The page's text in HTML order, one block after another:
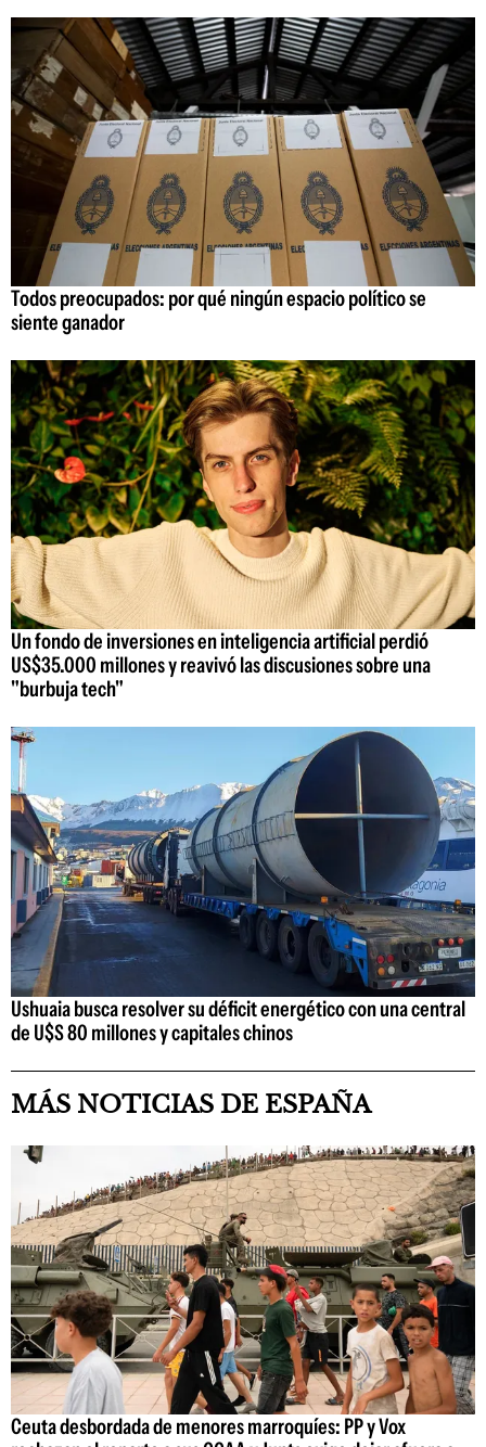
Todos preocupados: por qué ningún espacio político se
siente ganador
Un fondo de inversiones en inteligencia artificial perdió
US$35.000 millones y reavivó las discusiones sobre una
"burbuja tech"
Ushuaia busca resolver su déficit energético con una central
de U$S 80 millones y capitales chinos
MÁS NOTICIAS DE ESPAÑA
Ceuta desbordada de menores marroquíes: PP y Vox